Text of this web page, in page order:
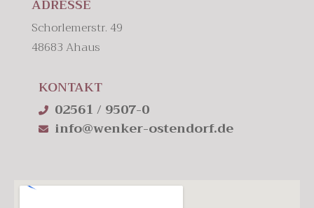
ADRESSE
Schorlemerstr. 49
48683 Ahaus
KONTAKT
02561 / 9507-0
info@wenker-ostendorf.de